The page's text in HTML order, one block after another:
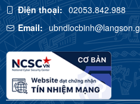
Điện thoại: 02053.842.988
Email: